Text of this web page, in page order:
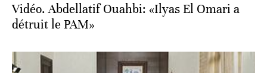
Vidéo. Abdellatif Ouahbi: «Ilyas El Omari a
détruit le PAM»